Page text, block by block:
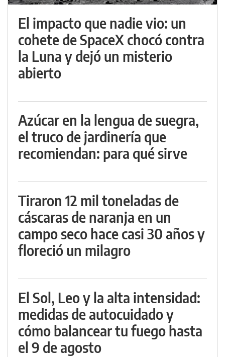
El impacto que nadie vio: un
cohete de SpaceX chocó contra
la Luna y dejó un misterio
abierto
Azúcar en la lengua de suegra,
el truco de jardinería que
recomiendan: para qué sirve
Tiraron 12 mil toneladas de
cáscaras de naranja en un
campo seco hace casi 30 años y
floreció un milagro
El Sol, Leo y la alta intensidad:
medidas de autocuidado y
cómo balancear tu fuego hasta
el 9 de agosto